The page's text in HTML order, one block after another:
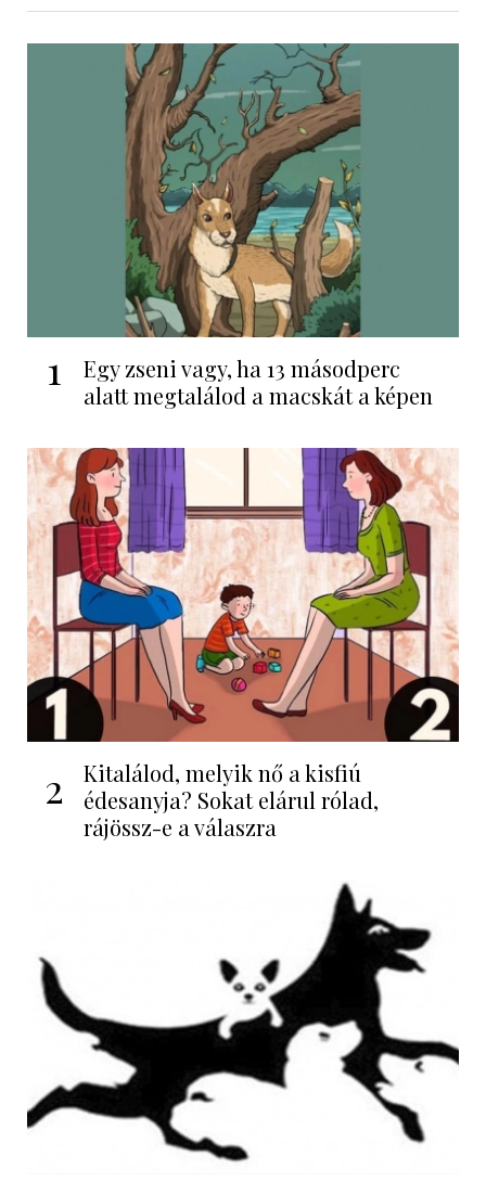
1
Egy zseni vagy, ha 13 másodperc
alatt megtalálod a macskát a képen
2
Kitalálod, melyik nő a kisfiú
édesanyja? Sokat elárul rólad,
rájössz-e a válaszra